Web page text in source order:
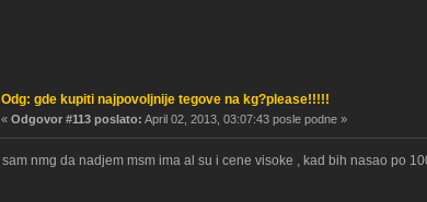
Odg: gde kupiti najpovoljnije tegove na kg?please!!!!!
« Odgovor #113 poslato: April 02, 2013, 03:07:43 posle podne »
nmg da nadjem msm ima al su i cene visoke , kad bih nasao po